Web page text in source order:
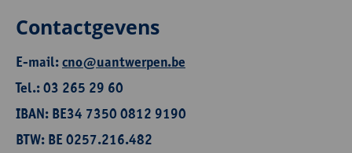
Contactgevens
E-mail:cno@uantwerpen.be
Tel.: 03 265 29 60
IBAN: BE34 7350 0812 9190
BTW: BE 0257.216.482